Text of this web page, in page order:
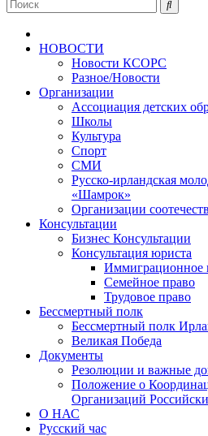
НОВОСТИ
Новости КСОРС
Разное/Новости
Организации
Ассоциация детских
Школы
Культура
Спорт
СМИ
Русско-ирландская
«Шамрок»
Организации
Консультации
Бизнес Консультации
Консультация юриста
Иммиграционное
Семейное право
Трудовое право
Бессмертный полк
Бессмертный полк
Великая Победа
Документы
Резолюции и важные
Положение о
Организаций
О НАС
Русский час